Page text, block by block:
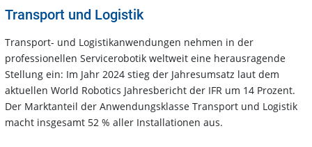
Transport und Logistik
Transport- und Logistikanwendungen nehmen in der
professionellen Servicerobotik weltweit eine herausragende
Stellung ein: Im Jahr 2024 stieg der Jahresumsatz laut dem
aktuellen World Robotics Jahresbericht der IFR um 14 Prozent.
Der Marktanteil der Anwendungsklasse Transport und Logistik
macht insgesamt 52 % aller Installationen aus.